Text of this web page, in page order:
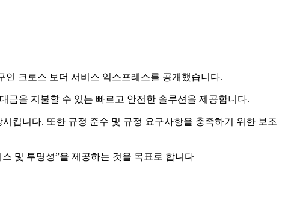
크로스 보더 서비스 익스프레스를 공개했습니다.
금을 지불할 수 있는 빠르고 안전한 솔루션을 제공합니다.
킵니다. 또한 규정 준수 및 규정 요구사항을 충족하기 위한 보조
스 및 투명성”을 제공하는 것을 목표로 합니다